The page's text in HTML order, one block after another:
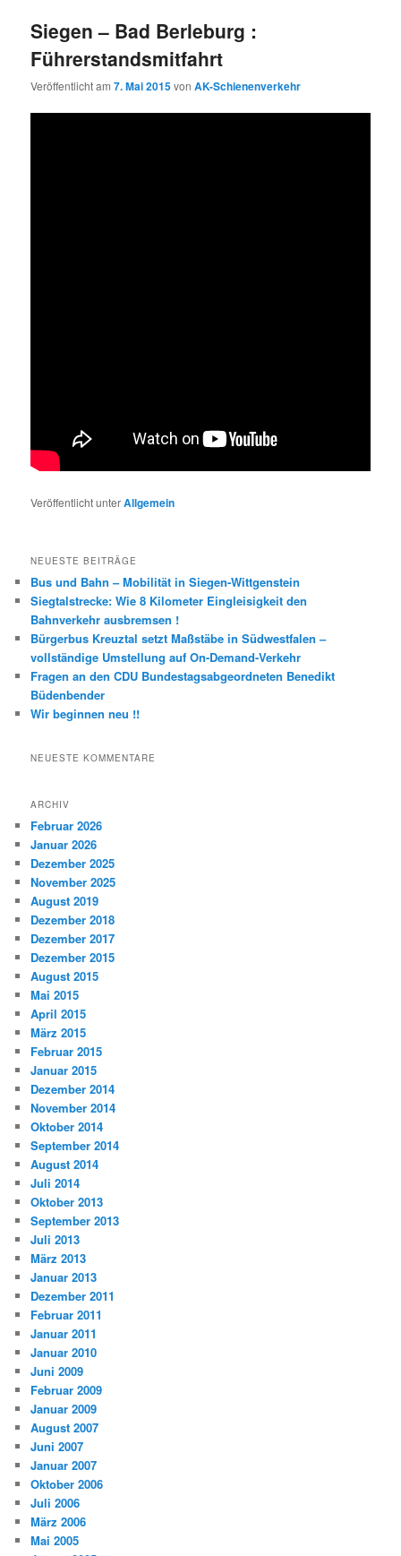
Siegen – Bad Berleburg :
Führerstandsmitfahrt
Veröffentlicht am7. Mai 2015vonAK-Schienenverkehr
Veröffentlicht unterAllgemein
NEUESTE BEITRÄGE
Bus und Bahn – Mobilität in Siegen-Wittgenstein
Siegtalstrecke: Wie 8 Kilometer Eingleisigkeit den
Bahnverkehr ausbremsen !
Bürgerbus Kreuztal setzt Maßstäbe in Südwestfalen –
vollständige Umstellung auf On-Demand-Verkehr
Fragen an den CDU Bundestagsabgeordneten Benedikt
Büdenbender
Wir beginnen neu !!
NEUESTE KOMMENTARE
ARCHIV
Februar 2026
Januar 2026
Dezember 2025
November 2025
August 2019
Dezember 2018
Dezember 2017
Dezember 2015
August 2015
Mai 2015
April 2015
März 2015
Februar 2015
Januar 2015
Dezember 2014
November 2014
Oktober 2014
September 2014
August 2014
Juli 2014
Oktober 2013
September 2013
Juli 2013
März 2013
Januar 2013
Dezember 2011
Februar 2011
Januar 2011
Januar 2010
Juni 2009
Februar 2009
Januar 2009
August 2007
Juni 2007
Januar 2007
Oktober 2006
Juli 2006
März 2006
Mai 2005